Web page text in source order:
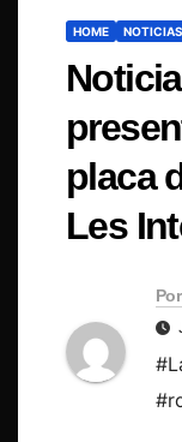
HOME NOTICIAS
placa
Les
Por